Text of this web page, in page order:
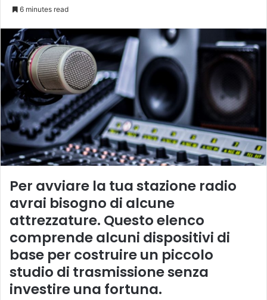
6 minutes read
Per avviare la tua stazione radio
avrai bisogno di alcune
attrezzature. Questo elenco
comprende alcuni dispositivi di
base per costruire un piccolo
studio di trasmissione senza
investire una fortuna.